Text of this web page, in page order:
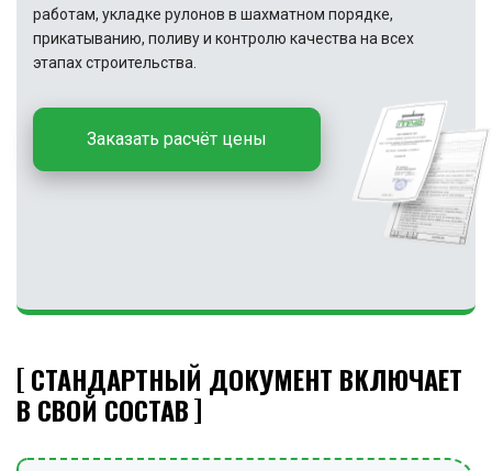
работам, укладке рулонов в шахматном порядке,
прикатыванию, поливу и контролю качества на всех
этапах строительства.
Заказать расчёт цены
СТАНДАРТНЫЙ ДОКУМЕНТ ВКЛЮЧАЕТ
В СВОЙ СОСТАВ